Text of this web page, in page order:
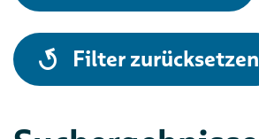
alle
Filter zurücksetzen